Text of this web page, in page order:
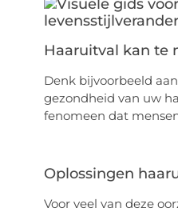
Haaruitval kan te
Denk bijvoorbeeld
gezondheid van uw
fenomeen dat
Oplossingen
Voor veel van deze